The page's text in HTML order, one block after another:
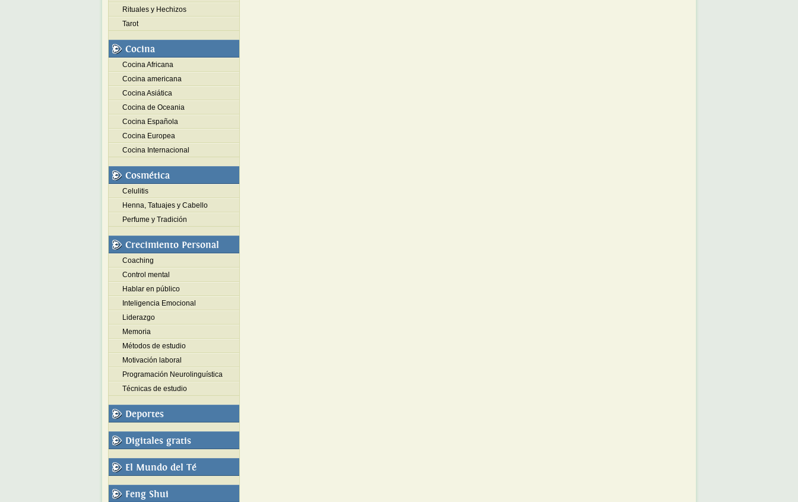
Rituales y Hechizos
Tarot
Cocina
Cocina Africana
Cocina americana
Cocina Asiática
Cocina de Oceania
Cocina Española
Cocina Europea
Cocina Internacional
Cosmética
Celulitis
Henna, Tatuajes y Cabello
Perfume y Tradición
Crecimiento Personal
Coaching
Control mental
Hablar en público
Inteligencia Emocional
Liderazgo
Memoria
Métodos de estudio
Motivación laboral
Programación Neurolinguística
Técnicas de estudio
Deportes
Digitales gratis
El Mundo del Té
Feng Shui